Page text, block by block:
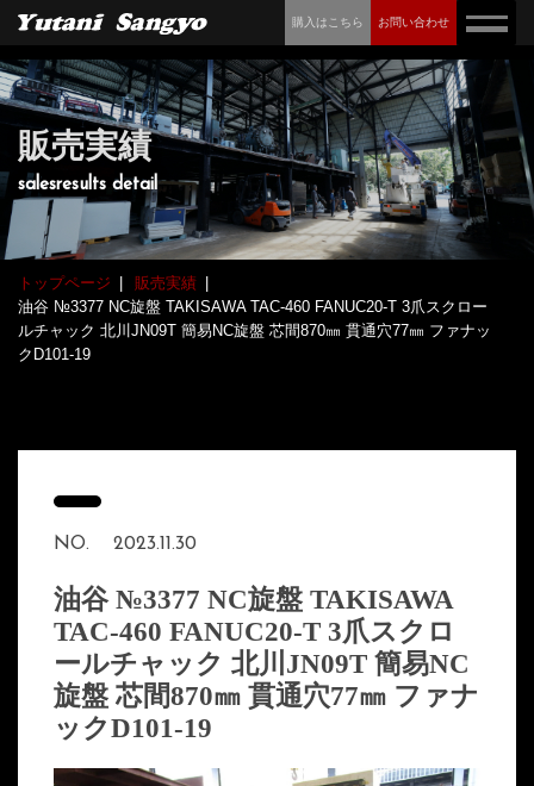
購入はこちら お問い合わせ
販売実績
salesresults detail
トップページ
販売実績
油谷 №3377 NC旋盤 TAKISAWA TAC-460 FANUC20-T 3爪スクロー
ルチャック 北川JN09T 簡易NC旋盤 芯間870㎜ 貫通穴77㎜ ファナッ
クD101-19
NO. 2023.11.30
油谷 №3377 NC旋盤 TAKISAWA
TAC-460 FANUC20-T 3爪スクロ
ールチャック 北川JN09T 簡易NC
旋盤 芯間870㎜ 貫通穴77㎜ ファナ
ックD101-19